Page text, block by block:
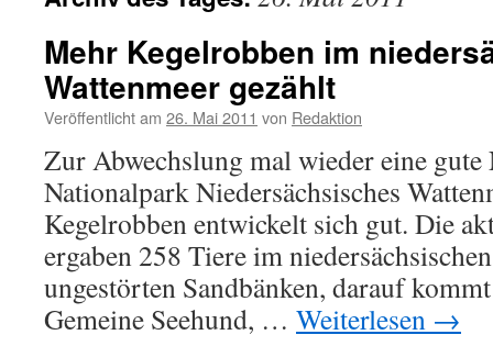
Mehr Kegelrobben im
Wattenmeer gezählt
Veröffentlicht am 26. Mai 2011 von Redaktion
Zur Abwechslung mal wieder eine gute
Nationalpark Niedersächsisches
Kegelrobben entwickelt sich gut. Die
ergaben 258 Tiere im
ungestörten Sandbänken, darauf
Gemeine Seehund, … Weiterlesen →